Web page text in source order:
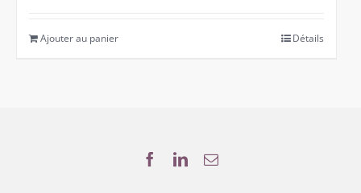
Ajouter au panier Détails